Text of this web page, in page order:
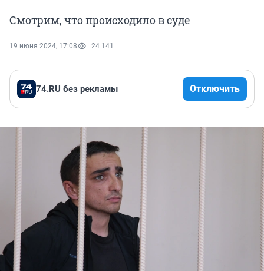
Смотрим, что происходило в суде
19 июня 2024, 17:08 24 141
74.RU без рекламы Отключить